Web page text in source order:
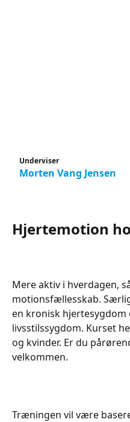
Underviser
Morten Vang Jensen
Hjertemotion
Mere aktiv i hverdagen,
motionsfællesskab.
en kronisk
livsstilssygdom. Kurset
og kvinder. Er du
velkommen.
Træningen vil være